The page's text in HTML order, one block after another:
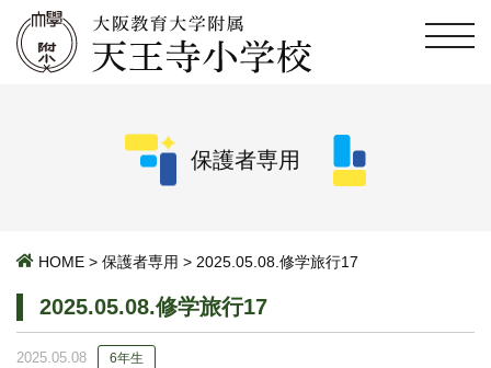
保護者専用
HOME > 保護者専用 > 2025.05.08.修学旅行17
2025.05.08.修学旅行17
2025.05.08 6年生